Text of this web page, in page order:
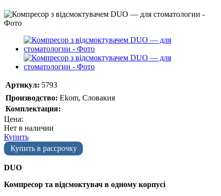
Артикул: 5793
Производство: Ekom, Словакия
Комплектация:
Цена:
Нет в наличии
Купить
Купить в рассрочку
DUO
Компресор та відсмоктувач в одному корпусі